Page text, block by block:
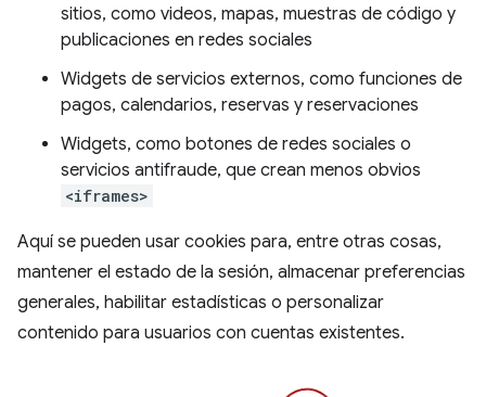
sitios, como videos, mapas, muestras de código y
publicaciones en redes sociales
Widgets de servicios externos, como funciones de
pagos, calendarios, reservas y reservaciones
Widgets, como botones de redes sociales o
servicios antifraude, que crean menos obvios
<iframes>
Aquí se pueden usar cookies para, entre otras cosas,
mantener el estado de la sesión, almacenar preferencias
generales, habilitar estadísticas o personalizar
contenido para usuarios con cuentas existentes.